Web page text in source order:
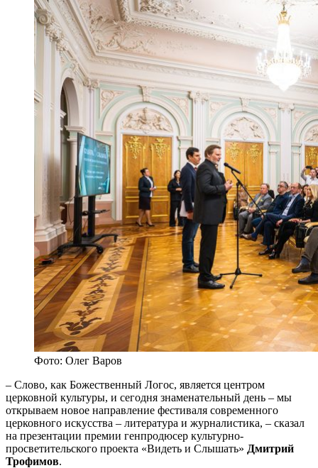
Фото: Олег Варов
– Слово, как Божественный Логос, является центром
церковной культуры, и сегодня знаменательный день – мы
открываем новое направление фестиваля современного
церковного искусства – литература и журналистика, – сказал
на презентации премии генпродюсер культурно-
просветительского проекта «Видеть и Слышать» Дмитрий
Трофимов.